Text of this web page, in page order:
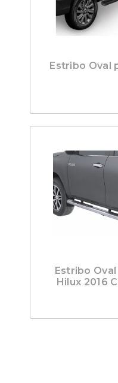
Estribo Oval
Estribo
Hilux 2016